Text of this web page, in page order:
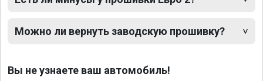
Можно ли вернуть заводскую прошивку?
Вы не узнаете ваш автомобиль!